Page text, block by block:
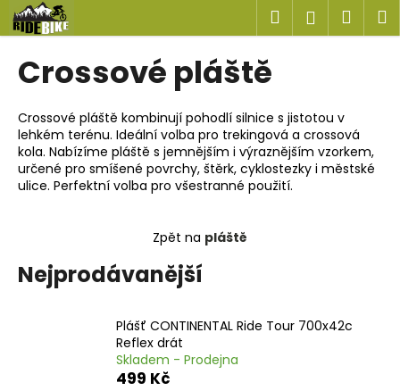
Přejít
na
obsah
Hledat
Crossové pláště
Crossové pláště kombinují pohodlí silnice s jistotou v
lehkém terénu. Ideální volba pro trekingová a crossová
kola. Nabízíme pláště s jemnějším i výraznějším vzorkem,
určené pro smíšené povrchy, štěrk, cyklostezky i městské
ulice. Perfektní volba pro všestranné použití.
Zpět na pláště
Nejprodávanější
Plášť CONTINENTAL Ride Tour 700x42c
Reflex drát
Skladem - Prodejna
499 Kč
o
o
p
o
t
b
u